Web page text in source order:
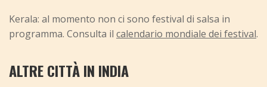
Kerala: al momento non ci sono festival di salsa in
programma. Consulta il calendario mondiale dei festival.
ALTRE CITTÀ IN INDIA